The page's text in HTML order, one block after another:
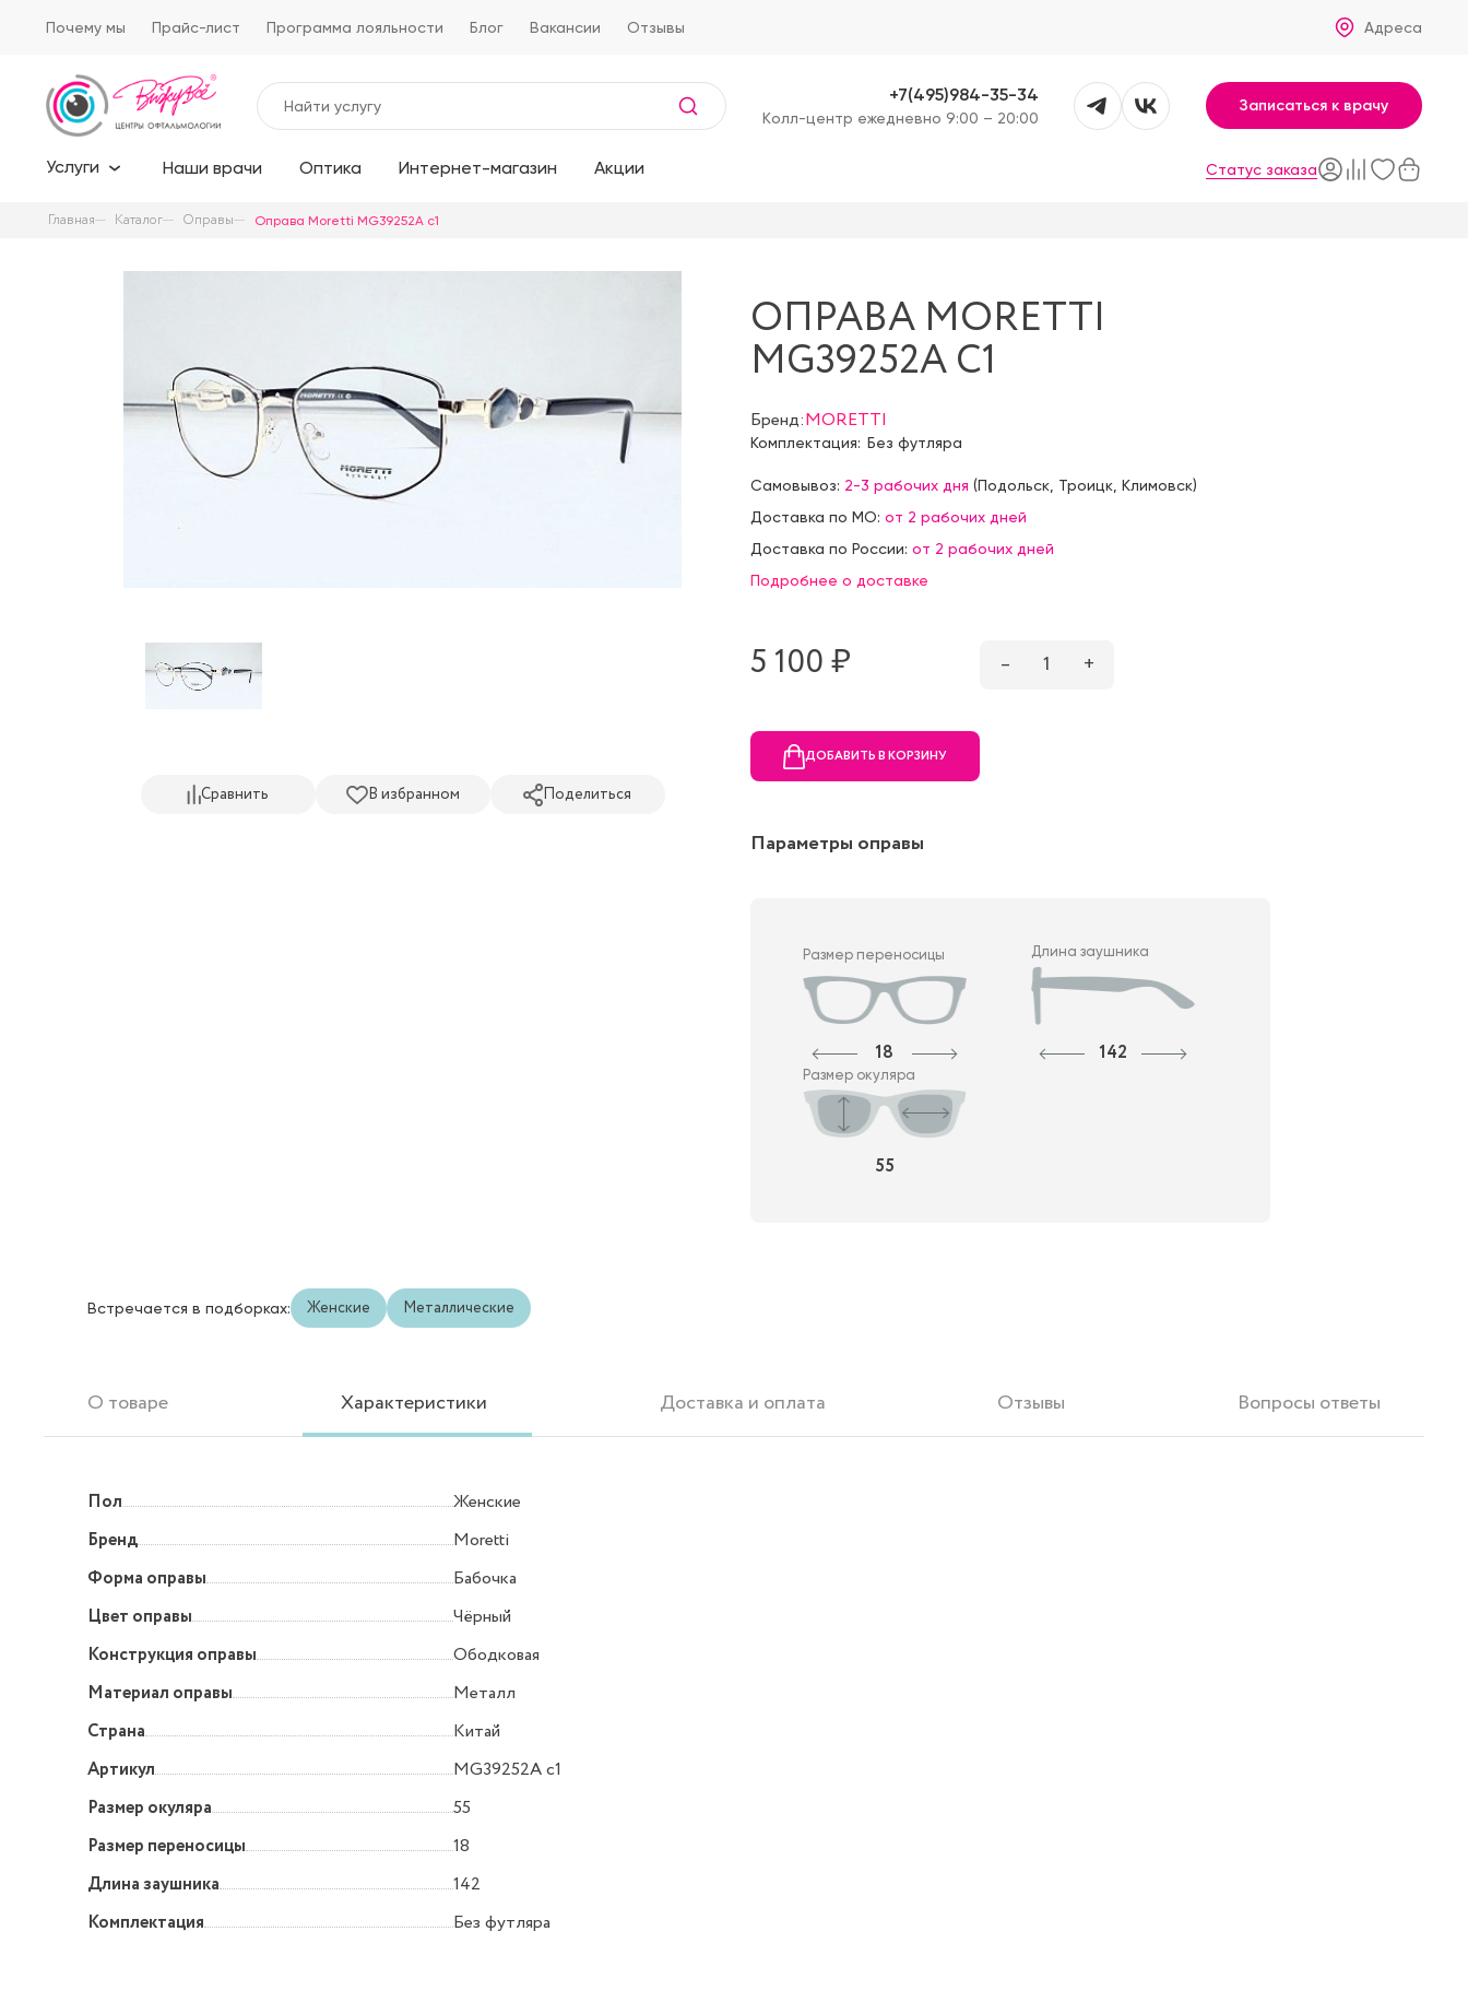
Почему мы Прайс-лист Программа лояльности Блог Вакансии Отзывы Адреса
+7(495)984-35-34
Kолл-центр ежедневно 9:00 – 20:00
Записаться к врачу
Услуги Наши врачи Оптика Интернет-магазин Акции Статус заказа
Главная Каталог Оправы Оправа Moretti MG39252A c1
Сравнить В избранном Поделиться
ОПРАВА MORETTI
MG39252A C1
Бренд:MORETTI
Комплектация: Без футляра
Самовывоз: 2-3 рабочих дня (Подольск, Троицк, Климовск)
Доставка по МО: от 2 рабочих дней
Доставка по России: от 2 рабочих дней
Подробнее о доставке
5 100 ₷ – 1 +
ДОБАВИТЬ В КОРЗИНУ
Параметры оправы
Размер переносицы
18
Длина заушника
142
Размер окуляра
55
Встречается в подборках: Женские Металлические
О товаре Характеристики Доставка и оплата Отзывы Вопросы ответы
Пол
Женские
Бренд
Moretti
Форма оправы
Бабочка
Цвет оправы
Чёрный
Конструкция оправы
Ободковая
Материал оправы
Металл
Страна
Китай
Артикул
MG39252A c1
Размер окуляра
55
Размер переносицы
18
Длина заушника
142
Комплектация
Без футляра